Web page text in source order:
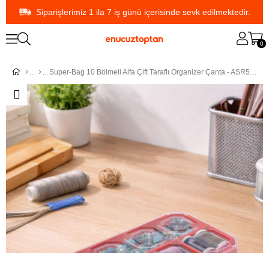
Siparişlerimiz 1 ila 7 iş günü içerisinde sevk edilmektedir.
0
Super-Bag 10 Bölmeli Alfa Çift Taraflı Organizer Çanta - ASR5020 | ID3081